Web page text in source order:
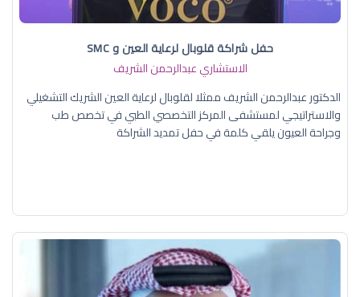
حفل شراكة قلوبال لرعاية العين و SMC
الاستشاري عبدالرحمن الشريف
الدكتور عبدالرحمن الشريف ممثلا لقلوبال لرعاية العين الشريك التشغيلي
والاستراتيجي لمستشفى المركز التخصصي الطبي في تخصص طب
وجراحة العيون يلقي كلمة في حفل تمديد الشراكة